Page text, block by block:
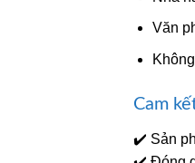
Văn
Cam
✔️ Sản